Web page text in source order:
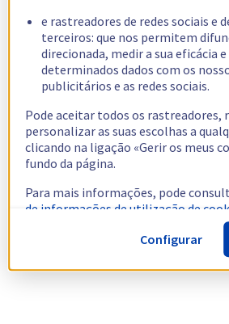
e rastreadores de redes sociais e
terceiros: que nos permitem
direcionada, medir a sua eficácia
determinados dados com os
publicitários e as redes sociais.
Pode aceitar todos os rastreadores,
personalizar as suas escolhas a
clicando na ligação «Gerir os meus
fundo da página.
Para mais informações, pode
de informações de utilização de
Configurar